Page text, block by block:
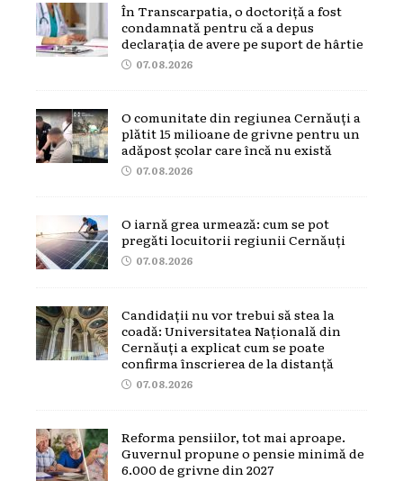
În Transcarpatia, o doctoriță a fost
condamnată pentru că a depus
declarația de avere pe suport de hârtie
07.08.2026
O comunitate din regiunea Cernăuți a
plătit 15 milioane de grivne pentru un
adăpost școlar care încă nu există
07.08.2026
O iarnă grea urmează: cum se pot
pregăti locuitorii regiunii Cernăuți
07.08.2026
Candidații nu vor trebui să stea la
coadă: Universitatea Națională din
Cernăuți a explicat cum se poate
confirma înscrierea de la distanță
07.08.2026
Reforma pensiilor, tot mai aproape.
Guvernul propune o pensie minimă de
6.000 de grivne din 2027